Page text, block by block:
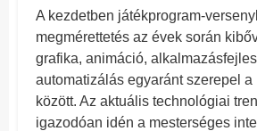
A kezdetben játékprogram-
megmérettetés az évek során
grafika, animáció,
automatizálás egyaránt szerepel a
között. Az aktuális technológiai
igazodóan idén a mesterséges